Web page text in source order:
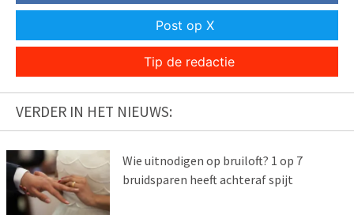
Post op X
Tip de redactie
VERDER IN HET NIEUWS:
Wie uitnodigen op bruiloft? 1 op 7
bruidsparen heeft achteraf spijt